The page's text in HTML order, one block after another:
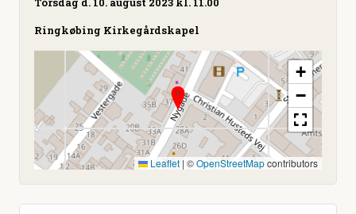
Ringkøbing Kirkegårdskapel
+
−
Leaflet | ©OpenStreetMapcontributors